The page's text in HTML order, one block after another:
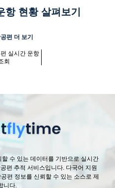
항 현황 살펴보기
편 더 보기
실시간 운항
회
있는 데이터를 기반으로 실시간
편 추적 서비스입니다. 다국어 지원
편 정보를 신뢰할 수 있는 소스로 제
니다.